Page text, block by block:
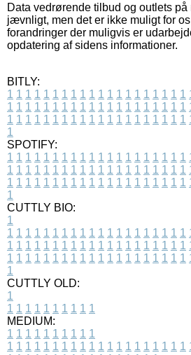
Data vedrørende tilbud og outlets
jævnligt, men det er ikke muligt for
forandringer der muligvis er
opdatering af sidens informationer.
BITLY:
1 1 1 1 1 1 1 1 1 1 1 1 1 1 1 1 1 1 1 1
1 1 1 1 1 1 1 1 1 1 1 1 1 1 1 1 1 1 1 1
1 1 1 1 1 1 1 1 1 1 1 1 1 1 1 1 1 1 1 1
1
SPOTIFY:
1 1 1 1 1 1 1 1 1 1 1 1 1 1 1 1 1 1 1 1
1 1 1 1 1 1 1 1 1 1 1 1 1 1 1 1 1 1 1 1
1 1 1 1 1 1 1 1 1 1 1 1 1 1 1 1 1 1 1 1
1
CUTTLY BIO:
1
1 1 1 1 1 1 1 1 1 1 1 1 1 1 1 1 1 1 1 1
1 1 1 1 1 1 1 1 1 1 1 1 1 1 1 1 1 1 1 1
1 1 1 1 1 1 1 1 1 1 1 1 1 1 1 1 1 1 1 1
1
CUTTLY OLD:
1
1 1 1 1 1 1 1 1 1 1
MEDIUM:
1 1 1 1 1 1 1 1 1 1
1 1 1 1 1 1 1 1 1 1 1 1 1 1 1 1 1 1 1 1